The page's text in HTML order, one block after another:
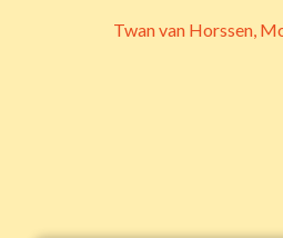
Twan van Horssen,